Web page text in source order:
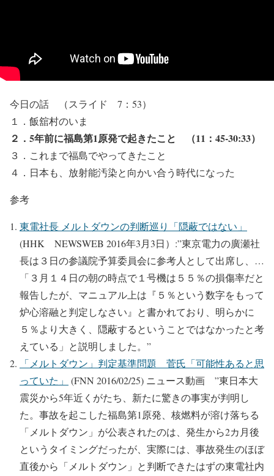
今日の話 （スライド 7：53）
１．飯舘村のいま
２．5年前に福島第1原発で起きたこと （11：45-30:33）
３．これまで福島でやってきたこと
４．日本も、放射能汚染と向かい合う時代になった
参考
東電社長 メルトダウンの判断巡り「隠蔽ではない」
(HHK NEWSWEB 2016年3月3日）:”東京電力の廣瀬社
長は３日の参議院予算委員会に参考人として出席し、…
「３月１４日の朝の時点で１号機は５５％の損傷率だと
報告したが、マニュアル上は『５％という数字をもって
炉心溶融と判定しなさい』と書かれており、明らかに
５％より大きく、隠蔽するということではなかったと考
えている」と説明しました。”
「メルトダウン」判定基準問題 菅氏「可能性あると思
っていた」
(FNN 2016/02/25) ニュース動画 ”東日本大
震災から5年近くがたち、新たに驚きの事実が判明し
た。事故を起こした福島第1原発、核燃料が溶け落ちる
「メルトダウン」が公表されたのは、発生から2カ月後
というタイミングだったが、実際には、事故発生のほぼ
直後から「メルトダウン」と判断できたはずの東電社内